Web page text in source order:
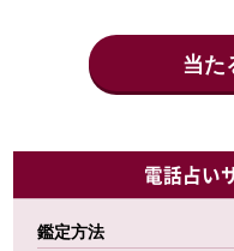
当た
電話占い
鑑定方法